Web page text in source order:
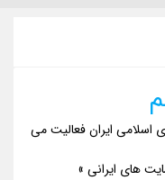
اسلامی ایران فعالیت می
های ایرانی »